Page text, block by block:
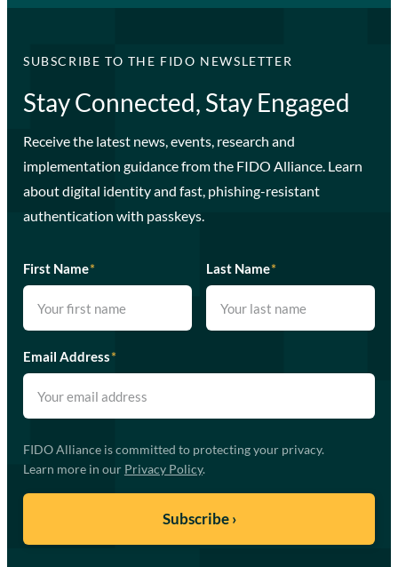
SUBSCRIBE TO THE FIDO NEWSLETTER
Stay Connected, Stay Engaged
Receive the latest news, events, research and
implementation guidance from the FIDO Alliance. Learn
about digital identity and fast, phishing-resistant
authentication with passkeys.
First Name* Last Name*
Email Address*
FIDO Alliance is committed to protecting your privacy.
Learn more in our Privacy Policy.